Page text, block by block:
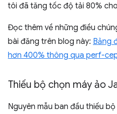
tôi đã tăng tốc độ tải 80%
Đọc thêm về những điều
bài đăng trên blog này: Bảng
hơn 400% thông qua perf-
Thiếu bộ chọn máy ảo
Nguyên mẫu ban đầu thiếu